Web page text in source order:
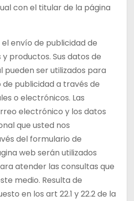
con el titular de la página
el envío de publicidad de
productos. Sus datos de
ser utilizados para
publicidad a través de
o electrónicos. Las
electrónico y los datos
que usted nos
del formulario de
web serán utilizados
atender las consultas que
medio. Resulta de
en los art 22.1 y 22.2 de la